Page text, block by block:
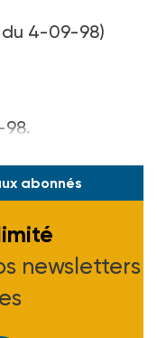
du 4-09-98)
98.
abonnés
newsletters